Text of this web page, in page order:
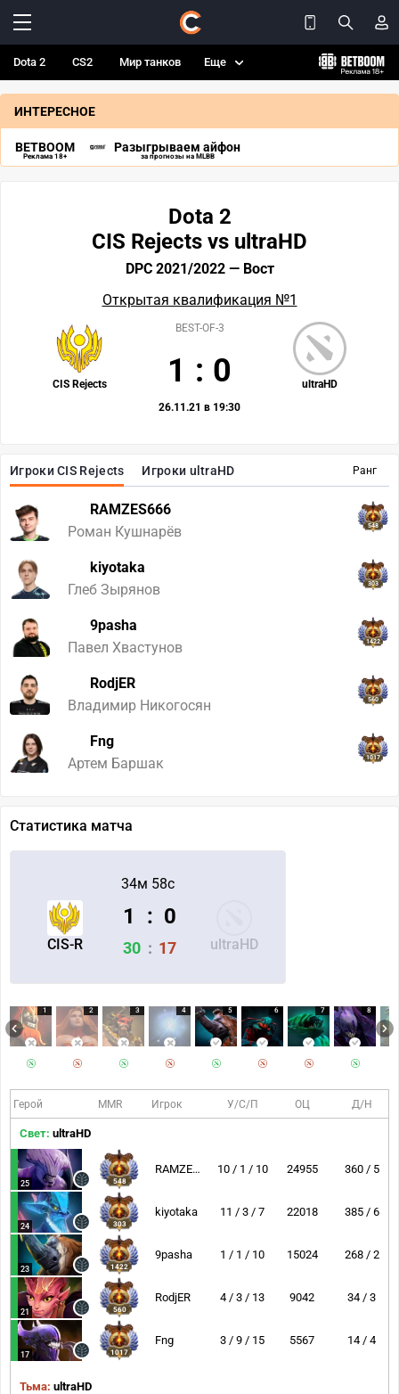
Dota 2 CS2 Мир танков Еще
ИНТЕРЕСНОЕ
BETBOOM
Реклама 18+
Разыгрываем айфон
за прогнозы на MLBB
Ранг
Игроки CIS Rejects Игроки ultraHD
RAMZES666
Роман Кушнарёв
548
kiyotaka
Глеб Зырянов
303
9pasha
Павел Хвастунов
1422
RodjER
Владимир Никогосян
560
Fng
Артем Баршак
1017
Dota 2
CIS Rejects vs ultraHD
DPC 2021/2022 — Вост
Открытая квалификация №1
CIS Rejects ultraHD
BEST-OF-3
1 : 0
26.11.21 в 19:30
Статистика матча
34м 58с
CIS-R ultraHD
1 : 0
30 : 17
1 2 3 4 5 6 7 8
Герой MMR Игрок У/С/П ОЦ Д/Н
Свет: ultraHD
25 548
RAMZES666 10 / 1 / 10 24955 360 / 5
24 303
kiyotaka 11 / 3 / 7 22018 385 / 6
23 1422
9pasha 1 / 1 / 10 15024 268 / 2
21 560
RodjER 4 / 3 / 13 9042 34 / 3
17 1017
Fng 3 / 9 / 15 5567 14 / 4
Тьма: ultraHD